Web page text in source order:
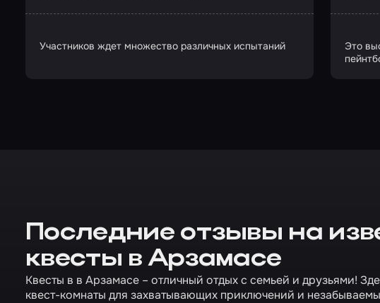
Участников ждет множество различных испытаний
Это
Последние отзывы на
квесты в Арзамасе
Квесты в в Арзамасе – отличный отдых с семьей и друзьями!
квест-комнаты для захватывающих приключений и